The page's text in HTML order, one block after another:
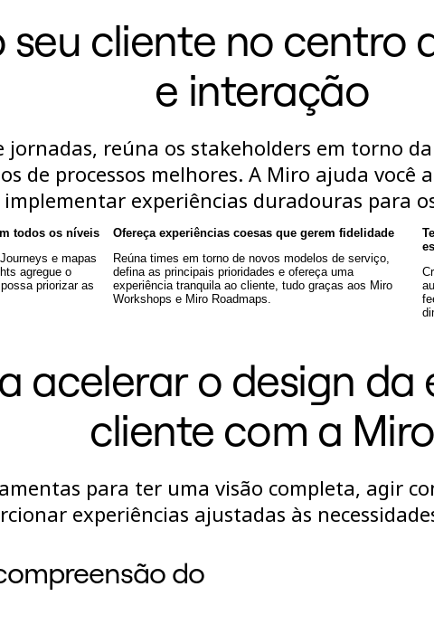
seu cliente no centro
e interação
jornadas, reúna os stakeholders em torno
de processos melhores. A Miro ajuda você
implementar experiências duradouras para
todos os níveis
e mapas
agregue o
priorizar as
Ofereça experiências coesas que gerem fidelidade
Reúna times em torno de novos modelos de serviço,
defina as principais prioridades e ofereça uma
experiência tranquila ao cliente, tudo graças aos Miro
Workshops e Miro Roadmaps.
acelerar o design da
cliente com a Miro
para ter uma visão completa, agir
experiências ajustadas às
do